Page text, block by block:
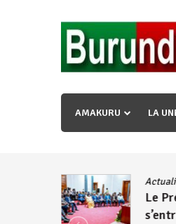
« Ingorane si ugupfa ,
uzopfire neza
AMAKURU LA
Le